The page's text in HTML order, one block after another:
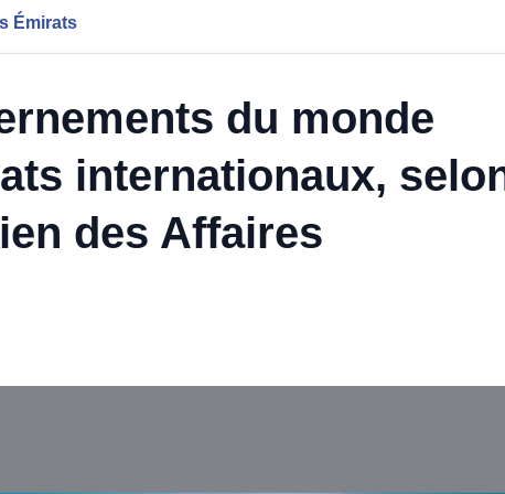
Émirats
du monde
internationaux,
des Affaires